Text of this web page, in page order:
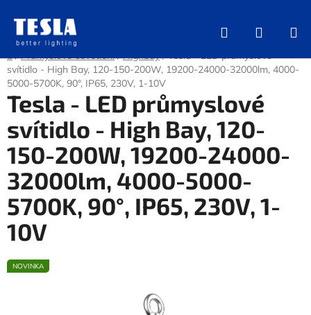
obsah
Hledat
KOŠÍK
/ Průmyslové osvětlení / Highbay / Tesla - LED průmyslové
svítidlo - High Bay, 120-150-200W, 19200-24000-32000lm, 4000-
5000-5700K, 90°, IP65, 230V, 1-10V
Tesla - LED průmyslové
svítidlo - High Bay, 120-
150-200W, 19200-24000-
32000lm, 4000-5000-
5700K, 90°, IP65, 230V, 1-
10V
NOVINKA